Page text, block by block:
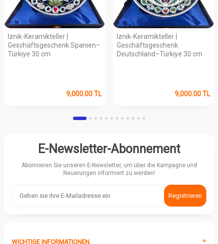
Iznik-Keramikteller |
Geschäftsgeschenk Spanien–
Türkiye 30 cm
9,000.00TL
Iznik-Keramikteller |
Geschäftsgeschenk
Deutschland–Türkiye 30 cm
9,000.00TL
E-Newsletter-Abonnement
Abonnieren Sie unseren E-Newsletter, um über die Kampagne und
Neuerungen informiert zu werden!
Registrieren
WICHTIGE INFORMATIONEN